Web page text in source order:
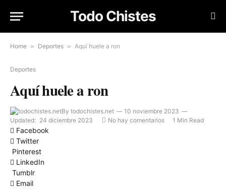
Todo Chistes
Home » Deportes » Aquí huele a ron
Deportes
Aquí huele a ron
By todochistes.net
10 noviembre 2023
Updated: 24 diciembre 2023 No hay comentarios 1 Min Read
Facebook
Twitter
Pinterest
LinkedIn
Tumblr
Email